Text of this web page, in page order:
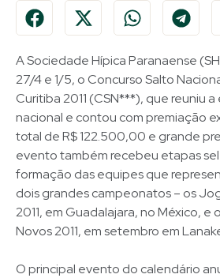
A Sociedade Hípica Paranaense
27/4 e 1/5, o Concurso Salto
Curitiba 2011 (CSN***), que reuniu
nacional e contou com premiação
total de R$ 122.500,00 e grande
evento também recebeu etapas
formação das equipes que
dois grandes campeonatos – os
2011, em Guadalajara, no México, e
Novos 2011, em setembro em
O principal evento do calendário